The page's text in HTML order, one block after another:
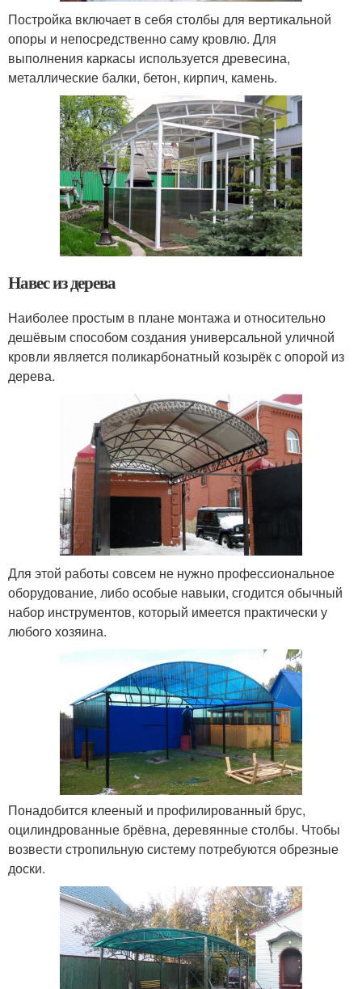
Постройка включает в себя столбы для вертикальной
опоры и непосредственно саму кровлю. Для
выполнения каркасы используется древесина,
металлические балки, бетон, кирпич, камень.
Навес из дерева
Наиболее простым в плане монтажа и относительно
дешёвым способом создания универсальной уличной
кровли является поликарбонатный козырёк с опорой из
дерева.
Для этой работы совсем не нужно профессиональное
оборудование, либо особые навыки, сгодится обычный
набор инструментов, который имеется практически у
любого хозяина.
Понадобится клееный и профилированный брус,
оцилиндрованные брёвна, деревянные столбы. Чтобы
возвести стропильную систему потребуются обрезные
доски.